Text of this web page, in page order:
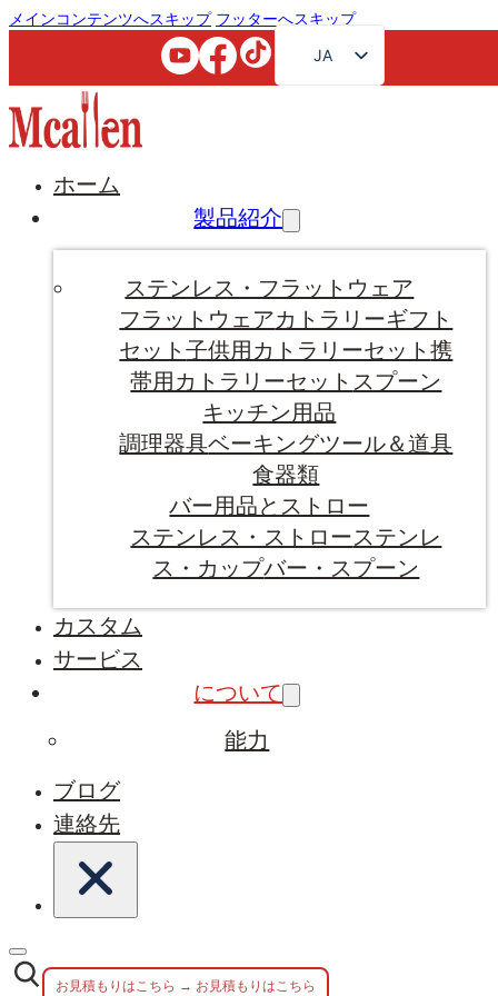
メインコンテンツへスキップ フッターへスキップ
JA
EN
ES
PT
KO
ホーム
製品紹介
ステンレス・フラットウェア
フラットウェアカトラリーギフト
セット子供用カトラリーセット携
帯用カトラリーセット スプーン
キッチン用品
調理器具ベーキングツール＆道具
食器類
バー用品とストロー
ステンレス・ストローステンレ
ス・カップバー・スプーン
カスタム
サービス
について
能力
ブログ
連絡先
お見積もりはこちら → お見積もりはこちら